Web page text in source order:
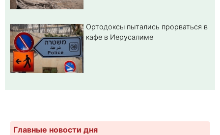
Ортодоксы пытались прорваться в
кафе в Иерусалиме
Главные новости дня